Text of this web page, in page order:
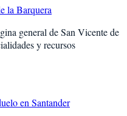
la Barquera
general deSan Vicente de
y recursos
en Santander